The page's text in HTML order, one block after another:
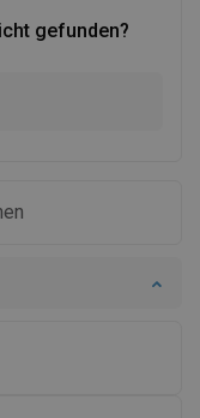
gefunden?